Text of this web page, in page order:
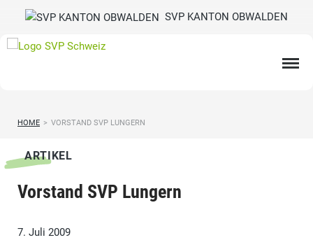
SVP KANTON OBWALDEN
HOME > VORSTAND SVP LUNGERN
ARTIKEL
Vorstand SVP Lungern
7. Juli 2009